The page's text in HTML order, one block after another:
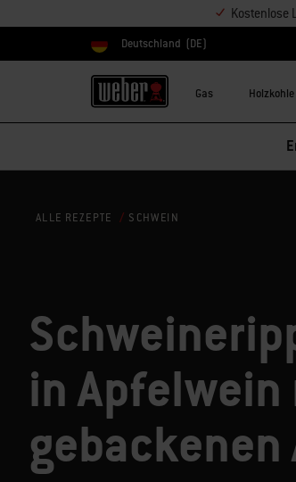
Kostenlose
Land auswählen
Deutschland (DE)
Gas Holzkohle
ALLE REZEPTE SCHWEIN
in
gebackenen